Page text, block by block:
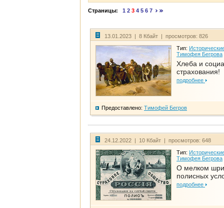
Страницы: 1 2 3 4 5 6 7
13.01.2023 | 8 Кбайт | просмотров: 826
Тип:
Тимофея Бегрова
Хлеба и
страхования!
подробнее
Предоставлено: Тимофей Бегров
24.12.2022 | 10 Кбайт | просмотров: 648
Тип:
Тимофея Бегрова
О мелком
полисных
подробнее